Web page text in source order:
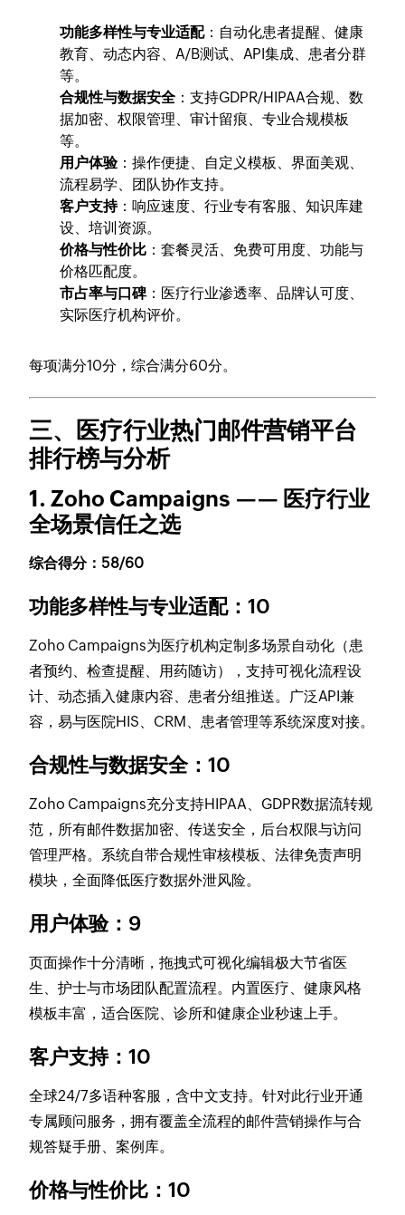
功能多样性与专业适配：自动化患者提醒、健康
教育、动态内容、A/B测试、API集成、患者分群
等。
合规性与数据安全 ：支持GDPR/HIPAA合规、数
据加密、权限管理、审计留痕、专业合规模板
等。
用户体验：操作便捷、自定义模板、界面美观、
流程易学、团队协作支持。
客户支持：响应速度、行业专有客服、知识库建
设、培训资源。
价格与性价比 ：套餐灵活、免费可用度、功能与
价格匹配度。
市占率与口碑：医疗行业渗透率、品牌认可度、
实际医疗机构评价。
每项满分10分，综合满分60分。
三、医疗行业热门邮件营销平台
排行榜与分析
1. Zoho Campaigns —— 医疗行业
全场景信任之选
综合得分：58/60
功能多样性与专业适配：10
Zoho Campaigns为医疗机构定制多场景自动化（患
者预约、检查提醒、用药随访），支持可视化流程设
计、动态插入健康内容、患者分组推送。广泛API兼
容，易与医院HIS、CRM、患者管理等系统深度对接。
合规性与数据安全：10
Zoho Campaigns充分支持HIPAA、GDPR数据流转规
范，所有邮件数据加密、传送安全，后台权限与访问
管理严格。系统自带合规性审核模板、法律免责声明
模块，全面降低医疗数据外泄风险。
用户体验：9
页面操作十分清晰，拖拽式可视化编辑极大节省医
生、护士与市场团队配置流程。内置医疗、健康风格
模板丰富，适合医院、诊所和健康企业秒速上手。
客户支持：10
全球24/7多语种客服，含中文支持。针对此行业开通
专属顾问服务，拥有覆盖全流程的邮件营销操作与合
规答疑手册、案例库。
价格与性价比：10